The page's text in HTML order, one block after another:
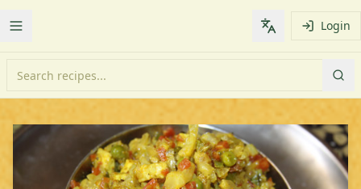
Toggle Menu Change Login